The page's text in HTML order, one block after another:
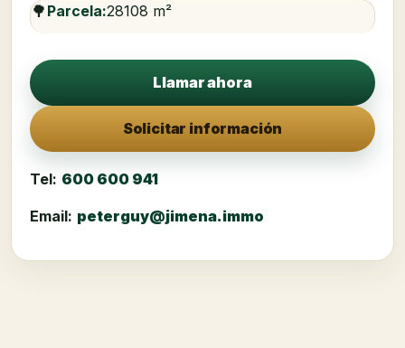
🌳 Parcela:28108 m²
Llamar ahora
Solicitar información
Tel: 600 600 941
Email: peterguy@jimena.immo